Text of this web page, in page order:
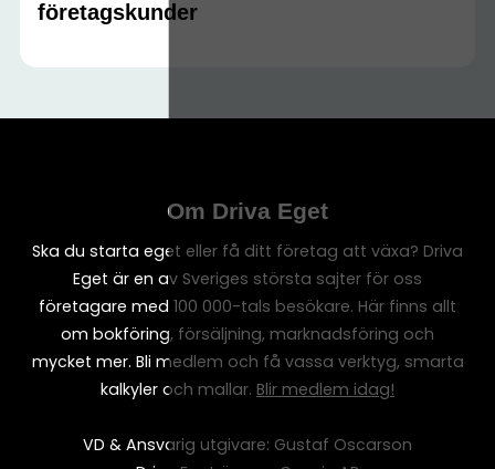
företagskunder
Om Driva Eget
Ska du starta eget eller få ditt företag att växa? Driva
Eget är en av Sveriges största sajter för oss
företagare med 100 000-tals besökare. Här finns allt
om bokföring, försäljning, marknadsföring och
mycket mer. Bli medlem och få vassa verktyg, smarta
kalkyler och mallar. Blir medlem idag!
VD & Ansvarig utgivare: Gustaf Oscarson